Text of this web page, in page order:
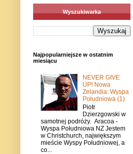
Wyszukiwarka
Najpopularniejsze w ostatnim
miesiącu
NEVER GIVE
UP! Nowa
Zelandia: Wyspa
Południowa (1)
Piotr
Dzierzgowski w
samotnej podróży. Aracoa -
Wyspa Południowa NZ Jestem
w Christchurch, największym
mieście Wyspy Południowej, a
co...